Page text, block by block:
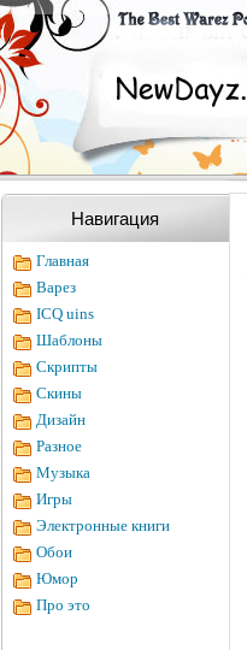
Навигация
Главная
Варез
ICQ uins
Шаблоны
Скрипты
Скины
Дизайн
Разное
Музыка
Игры
Электронные книги
Обои
Юмор
Про это